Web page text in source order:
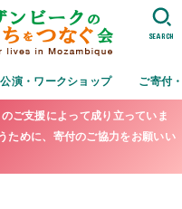
演・ワークショップ ご寄付
SEARCH
ご支援によって成り立っていま
ために、寄付のご協力をお願いい